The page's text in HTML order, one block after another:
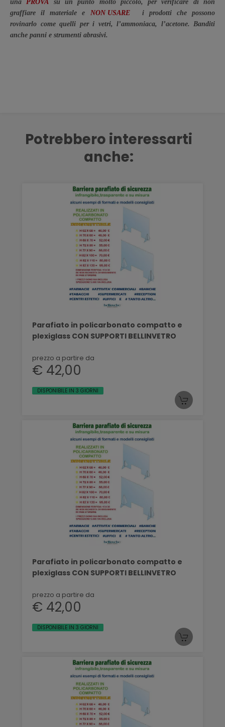
una PROVA su un punto molto piccolo, per verificare di non
graffiare il materiale e NON USARE
i prodotti che possono
rovinarlo come quelli per i vetri, l’ammoniaca, l’acetone. Banditi
anche panni e strumenti abrasivi.
Potrebbero interessarti
anche:
Parafiato in policarbonato compatto e
plexiglass CON SUPPORTI BELLINVETRO
prezzo a partire da
€ 42,00
DISPONIBILE IN 3 GIORNI
Parafiato in policarbonato compatto e
plexiglass CON SUPPORTI BELLINVETRO
prezzo a partire da
€ 42,00
DISPONIBILE IN 3 GIORNI